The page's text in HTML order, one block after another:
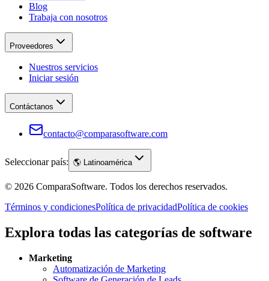
Blog
Trabaja con nosotros
Proveedores
Nuestros servicios
Iniciar sesión
Contáctanos
contacto@comparasoftware.com
Seleccionar país: 🌎 Latinoamérica
© 2026 ComparaSoftware. Todos los derechos reservados.
Términos y condicionesPolítica de privacidadPolítica de cookies
Explora todas las categorías de software
Marketing
Automatización de Marketing